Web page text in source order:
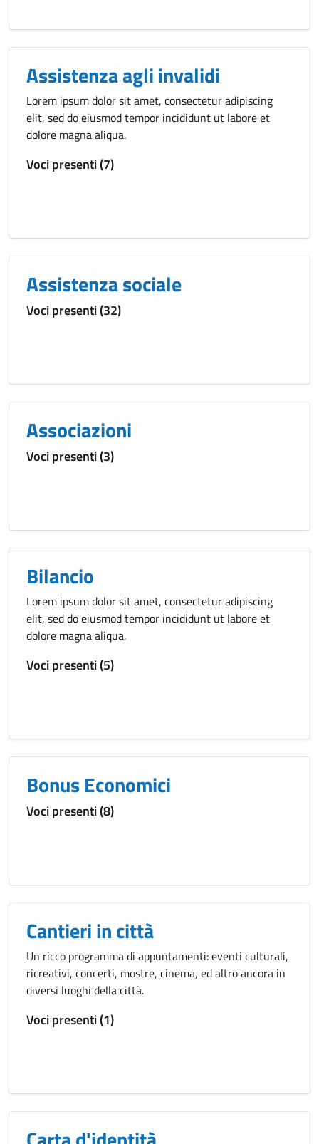
Assistenza agli invalidi
Lorem ipsum dolor sit amet, consectetur adipiscing
elit, sed do eiusmod tempor incididunt ut labore et
dolore magna aliqua.
Voci presenti (7)
Assistenza sociale
Voci presenti (32)
Associazioni
Voci presenti (3)
Bilancio
Lorem ipsum dolor sit amet, consectetur adipiscing
elit, sed do eiusmod tempor incididunt ut labore et
dolore magna aliqua.
Voci presenti (5)
Bonus Economici
Voci presenti (8)
Cantieri in città
Un ricco programma di appuntamenti: eventi culturali,
ricreativi, concerti, mostre, cinema, ed altro ancora in
diversi luoghi della città.
Voci presenti (1)